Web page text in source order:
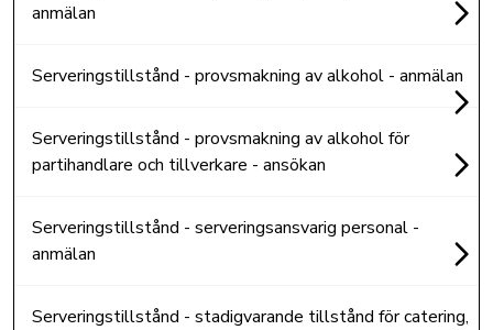
anmälan
Serveringstillstånd - provsmakning av alkohol - anmälan
Serveringstillstånd - provsmakning av alkohol för
partihandlare och tillverkare - ansökan
Serveringstillstånd - serveringsansvarig personal -
anmälan
Serveringstillstånd - stadigvarande tillstånd för catering,